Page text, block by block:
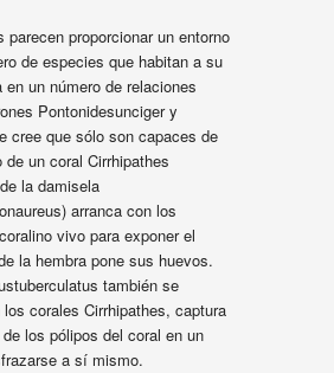
parecen proporcionar un entorno
de especies que habitan a su
un número de relaciones
Pontonidesunciger y
cree que sólo son capaces de
un coral Cirrhipathes
la damisela
arranca con los
vivo para exponer el
la hembra pone sus huevos.
también se
corales Cirrhipathes, captura
los pólipos del coral en un
a sí mismo.